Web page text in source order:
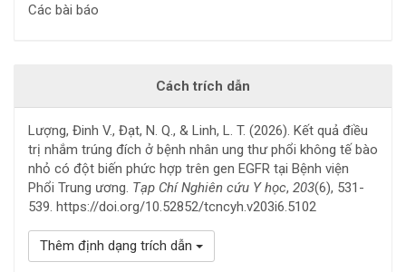
Các bài báo
Cách trích dẫn
Lượng, Đinh V., Đạt, N. Q., & Linh, L. T. (2026). Kết quả điều
trị nhắm trúng đích ở bệnh nhân ung thư phổi không tế bào
nhỏ có đột biến phức hợp trên gen EGFR tại Bệnh viện
Phổi Trung ương. Tạp Chí Nghiên cứu Y học, 203(6), 531-
539. https://doi.org/10.52852/tcncyh.v203i6.5102
Thêm định dạng trích dẫn